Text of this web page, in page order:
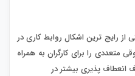
از رایج ترین اشکال روابط کاری در
متعددی را برای کارگران به همراه
انعطاف پذیری بیشتر در